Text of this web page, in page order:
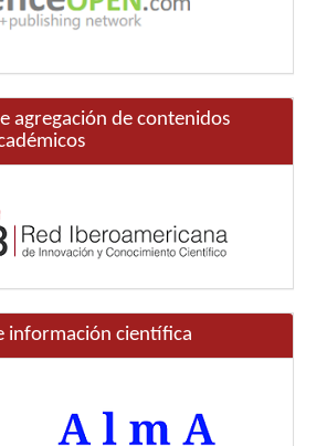
agregación de contenidos
información científica